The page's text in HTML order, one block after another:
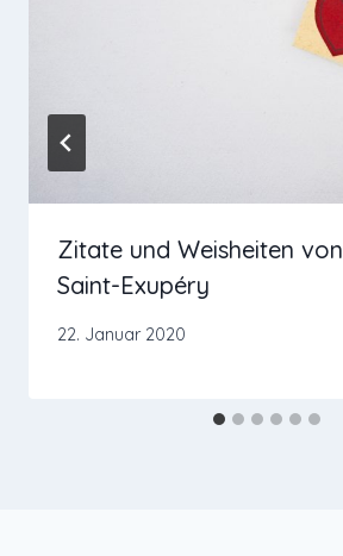
Zitate und Weisheiten
Saint-Exupéry
22. Januar 2020